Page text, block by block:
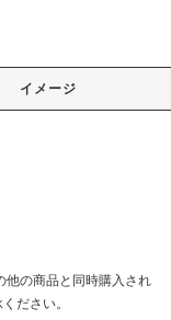
イメージ
の商品と同時購入され
ださい。